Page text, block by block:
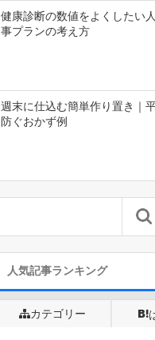
健康診断の数値をよくしたい
事プランの考え方
週末に仕込む簡単作り置き｜
防ぐおかず例
人気記事ランキング
カテゴリー